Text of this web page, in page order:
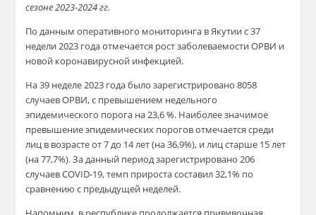
сезоне 2023-2024 гг.
По данным оперативного мониторинга в Якутии с 37
недели 2023 года отмечается рост заболеваемости ОРВИ и
новой коронавирусной инфекцией.
На 39 неделе 2023 года было зарегистрировано 8058
случаев ОРВИ, с превышением недельного
эпидемического порога на 23,6 %. Наиболее значимое
превышение эпидемических порогов отмечается среди
лиц в возрасте от 7 до 14 лет (на 36,9%), и лиц старше 15 лет
(на 77,7%). За данный период зарегистрировано 206
случаев COVID-19, темп прироста составил 32,1% по
сравнению с предыдущей неделей.